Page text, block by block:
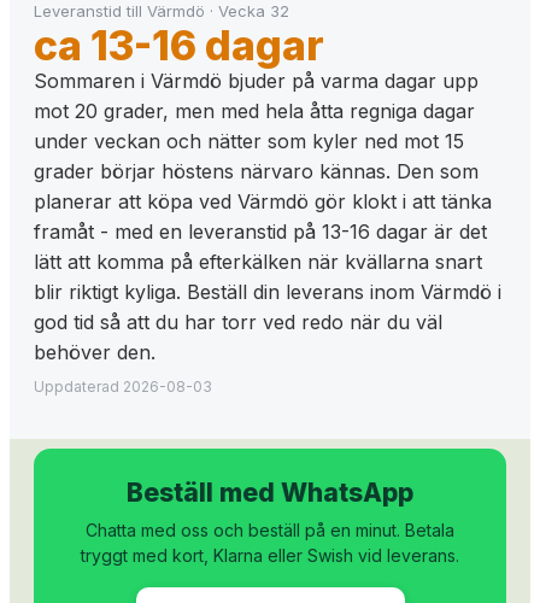
Leveranstid till Värmdö · Vecka 32
ca 13-16 dagar
Sommaren i Värmdö bjuder på varma dagar upp
mot 20 grader, men med hela åtta regniga dagar
under veckan och nätter som kyler ned mot 15
grader börjar höstens närvaro kännas. Den som
planerar att köpa ved Värmdö gör klokt i att tänka
framåt - med en leveranstid på 13-16 dagar är det
lätt att komma på efterkälken när kvällarna snart
blir riktigt kyliga. Beställ din leverans inom Värmdö i
god tid så att du har torr ved redo när du väl
behöver den.
Uppdaterad 2026-08-03
Beställ med WhatsApp
Chatta med oss och beställ på en minut. Betala
tryggt med kort, Klarna eller Swish vid leverans.